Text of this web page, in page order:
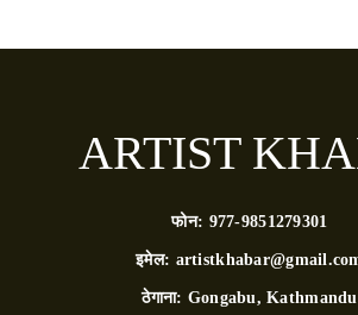
ARTIST
फोन: 977-9851279301
इमेल:
ठेगाना: Gongabu, Kathmandu